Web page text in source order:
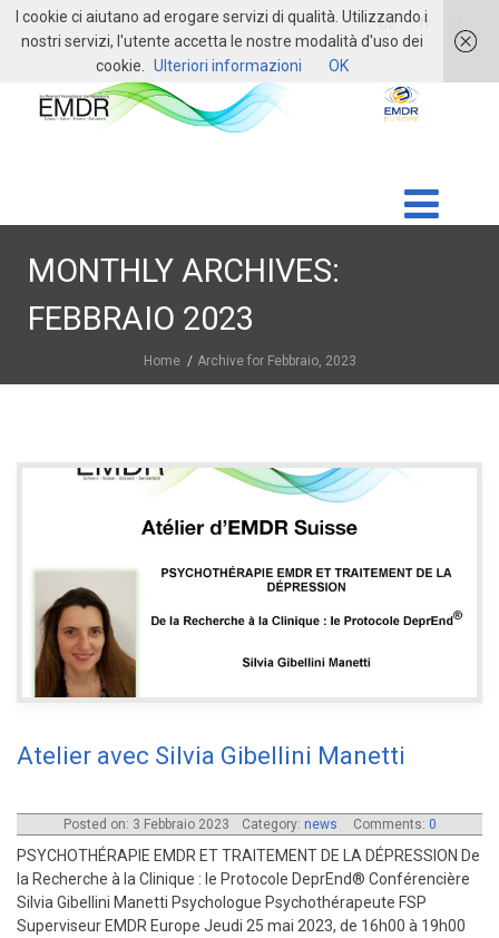
login de fr
MONTHLY ARCHIVES:
FEBBRAIO 2023
Home Archive for Febbraio, 2023
Atelier avec Silvia Gibellini Manetti
Posted on: 3 Febbraio 2023 Category: news Comments: 0
PSYCHOTHÉRAPIE EMDR ET TRAITEMENT DE LA DÉPRESSION De
la Recherche à la Clinique : le Protocole DeprEnd® Conférencière
Silvia Gibellini Manetti Psychologue Psychothérapeute FSP
Superviseur EMDR Europe Jeudi 25 mai 2023, de 16h00 à 19h00
I cookie ci aiutano ad erogare servizi di qualità. Utilizzando i
nostri servizi, l'utente accetta le nostre modalità d'uso dei
cookie.
Ulteriori informazioni OK